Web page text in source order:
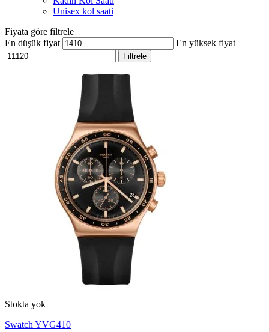
Unisex kol saati
Fiyata göre filtrele
En düşük fiyat
En yüksek fiyat
Filtrele
Stokta yok
Swatch YVG410